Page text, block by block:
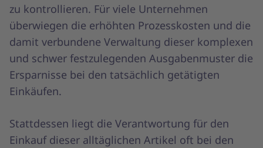
zu kontrollieren. Für viele Unternehmen
überwiegen die erhöhten Prozesskosten und die
damit verbundene Verwaltung dieser komplexen
und schwer festzulegenden Ausgabenmuster die
Ersparnisse bei den tatsächlich getätigten
Einkäufen.
Stattdessen liegt die Verantwortung für den
Einkauf dieser alltäglichen Artikel oft bei den